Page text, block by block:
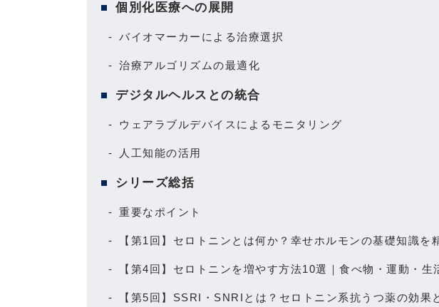
個別化医療への展開
バイオマーカーによる治療選択
治療アルゴリズムの最適化
デジタルヘルスとの統合
ウェアラブルデバイスによるモニタリング
人工知能の活用
シリーズ総括
重要なポイント
【第1回】セロトニンとは何か？幸せホルモンの基礎知識を
【第4回】セロトニンを増やす方法10選｜食べ物・運動・生
【第5回】SSRI・SNRIとは？セロトニン系抗うつ薬の効果